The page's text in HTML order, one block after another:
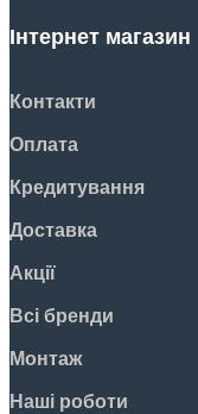
Інтернет магазин
Контакти
Оплата
Кредитування
Доставка
Акції
Всі бренди
Монтаж
Наші роботи